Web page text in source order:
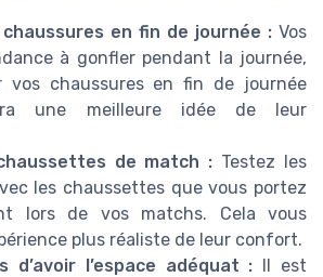
chaussures en fin de journée : Vos
à gonfler pendant la journée,
vos chaussures en fin de journée
une meilleure idée de leur
de match : Testez les
les chaussettes que vous portez
lors de vos matchs. Cela vous
plus réaliste de leur confort.
d’avoir l’espace adéquat : Il est